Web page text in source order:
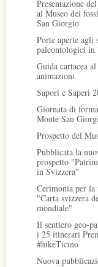
Presentazione
al Museo dei
San Giorgio
Porte aperte agli
paleontologici in
Guida cartacea
animazioni
Sapori e Saperi
Giornata di
Monte San
Prospetto del
Pubblicata la
prospetto
in Svizzera"
Cerimonia per
"Carta svizzera
mondiale"
Il sentiero geo-
i 25 itinerari
#hikeTicino
Nuova